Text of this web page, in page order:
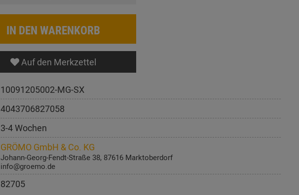
IN DEN WARENKORB
Auf den Merkzettel
10091205002-MG-SX
4043706827058
3-4 Wochen
GRÖMO GmbH & Co. KG
Johann-Georg-Fendt-Straße 38, 87616 Marktoberdorf
info@groemo.de
82705